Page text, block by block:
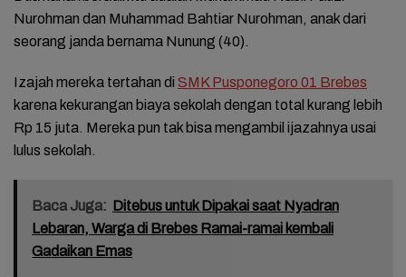
Nurohman dan Muhammad Bahtiar Nurohman, anak dari
seorang janda bernama Nunung (40).
Izajah mereka tertahan di SMK Pusponegoro 01 Brebes
karena kekurangan biaya sekolah dengan total kurang lebih
Rp 15 juta. Mereka pun tak bisa mengambil ijazahnya usai
lulus sekolah.
Baca Juga: Ditebus untuk Dipakai saat Nyadran
Lebaran, Warga di Brebes Ramai-ramai kembali
Gadaikan Emas